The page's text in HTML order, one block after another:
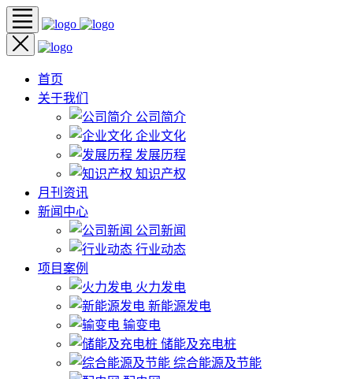
首页
关于我们
公司简介
企业文化
发展历程
知识产权
月刊资讯
新闻中心
公司新闻
行业动态
项目案例
火力发电
新能源发电
输变电
储能及充电桩
综合能源及节能